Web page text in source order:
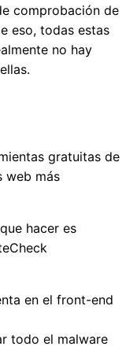
comprobación de
eso, todas estas
no hay
gratuitas de
web más
hacer es
en el front-end
todo el malware